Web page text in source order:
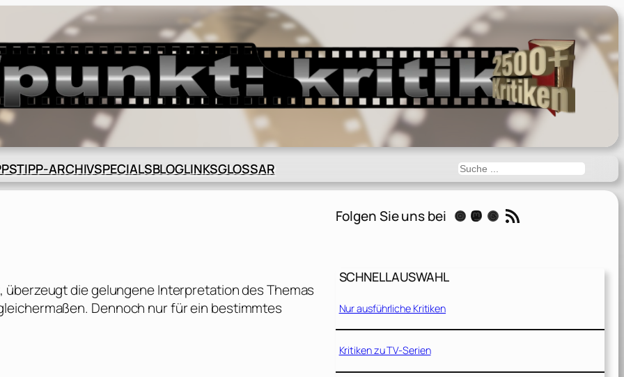
TIPP-ARCHIVSPECIALSBLOGLINKSGLOSSAR Suchen
die gelungene Interpretation des Themas
Dennoch nur für ein bestimmtes
Folgen Sie uns bei Instagram Mastodon Threads RSS-Feed
SCHNELLAUSWAHL
Nur ausführliche Kritiken
Kritiken zu TV-Serien